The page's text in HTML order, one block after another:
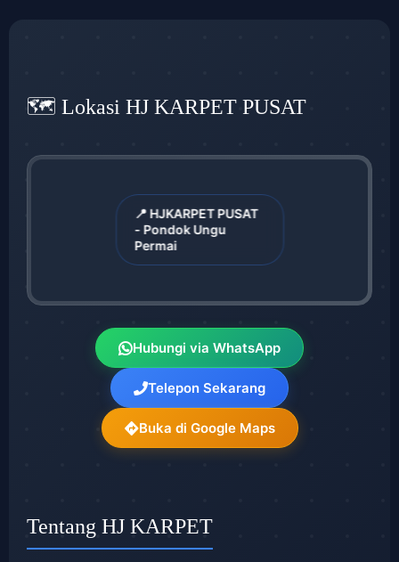
🗺️ Lokasi HJ KARPET PUSAT
📍 HJKARPET PUSAT
- Pondok Ungu
Permai
Hubungi via WhatsApp
Telepon Sekarang
Buka di Google Maps
Tentang HJ KARPET